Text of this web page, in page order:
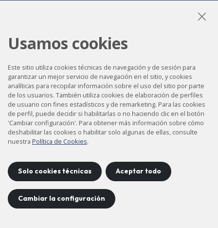
LinkedInInstagram
Accesibilidad
Contacto
Aviso legal
Política de privacidad
Mapa del sitio
©2026CELLS
Usamos cookies
Este sitio utiliza cookies técnicas de navegación y de sesión para
garantizar un mejor servicio de navegación en el sitio, y cookies
analíticas para recopilar información sobre el uso del sitio por parte
de los usuarios. También utiliza cookies de elaboración de perfiles
de usuario con fines estadísticos y de remarketing. Para las cookies
de perfil, puede decidir si habilitarlas o no haciendo clic en el botón
'Cambiar configuración'. Para obtener más información sobre cómo
deshabilitar las cookies o habilitar solo algunas de ellas, consulte
nuestra Política de Cookies.
Solo cookies técnicas Aceptar todo
Cambiar la configuración